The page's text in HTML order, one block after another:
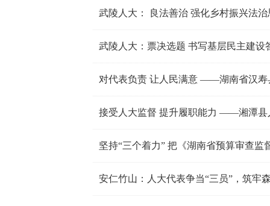
武陵人大： 良法善治 强化乡村振兴法治
武陵人大：票决选题 书写基层民主建设
坚持“三个着力” 把《湖南省预算审查监
安仁竹山：人大代表争当“三员”，筑牢